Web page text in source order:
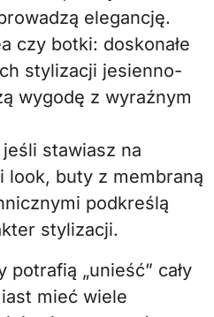
elegancję.
czy botki: doskonałe
stylizacji jesienno-
wygodę z wyraźnym
stawiasz na
look, buty z membraną
podkreślą
stylizacji.
„unieść” cały
mieć wiele